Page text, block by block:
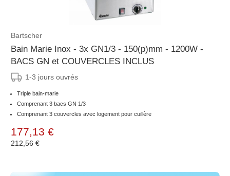
Bartscher
Bain Marie Inox - 3x GN1/3 - 150(p)mm - 1200W -
BACS GN et COUVERCLES INCLUS
1-3 jours ouvrés
Triple bain-marie
Comprenant 3 bacs GN 1/3
Comprenant 3 couvercles avec logement pour cuillère
177,13 €
212,56 €